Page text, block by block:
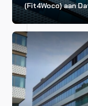
(Fit4Woco) aan